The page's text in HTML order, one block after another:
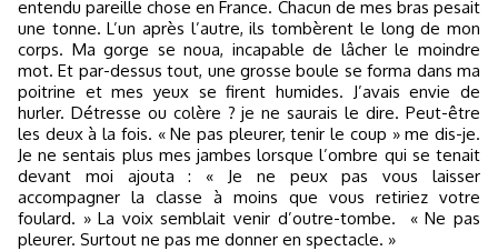
entendu pareille chose en France. Chacun de mes bras pesait
une tonne. L’un après l’autre, ils tombèrent le long de mon
corps. Ma gorge se noua, incapable de lâcher le moindre
mot. Et par-dessus tout, une grosse boule se forma dans ma
poitrine et mes yeux se firent humides. J’avais envie de
hurler. Détresse ou colère ? je ne saurais le dire. Peut-être
les deux à la fois. « Ne pas pleurer, tenir le coup » me dis-je.
Je ne sentais plus mes jambes lorsque l’ombre qui se tenait
devant moi ajouta : « Je ne peux pas vous laisser
accompagner la classe à moins que vous retiriez votre
foulard. » La voix semblait venir d’outre-tombe.
« Ne pas
pleurer. Surtout ne pas me donner en spectacle. »